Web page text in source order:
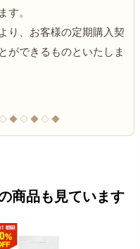
す。
り、お客様の定期購入契
ができるものといたしま
商品も見ています